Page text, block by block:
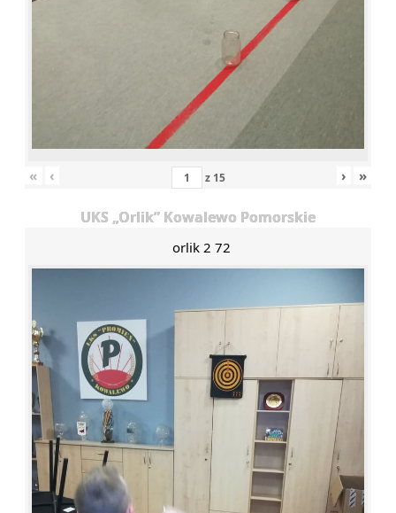
« ‹ z 15 › »
UKS „Orlik” Kowalewo Pomorskie
orlik 2 72